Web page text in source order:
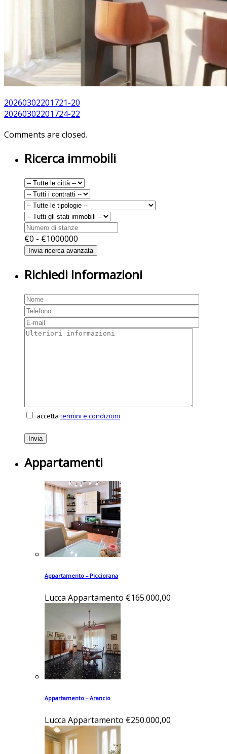
20260302201721-20
20260302201724-22
Comments are closed.
Ricerca immobili
€0 - €1000000
Richiedi Informazioni
accetta termini e condizioni
Appartamenti
Appartamento – Picciorana
Lucca Appartamento €165.000,00
Appartamento – Arancio
Lucca Appartamento €250.000,00